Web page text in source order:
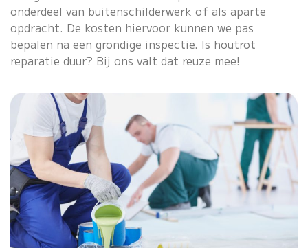
onderdeel van buitenschilderwerk of als aparte
opdracht. De kosten hiervoor kunnen we pas
bepalen na een grondige inspectie. Is houtrot
reparatie duur? Bij ons valt dat reuze mee!